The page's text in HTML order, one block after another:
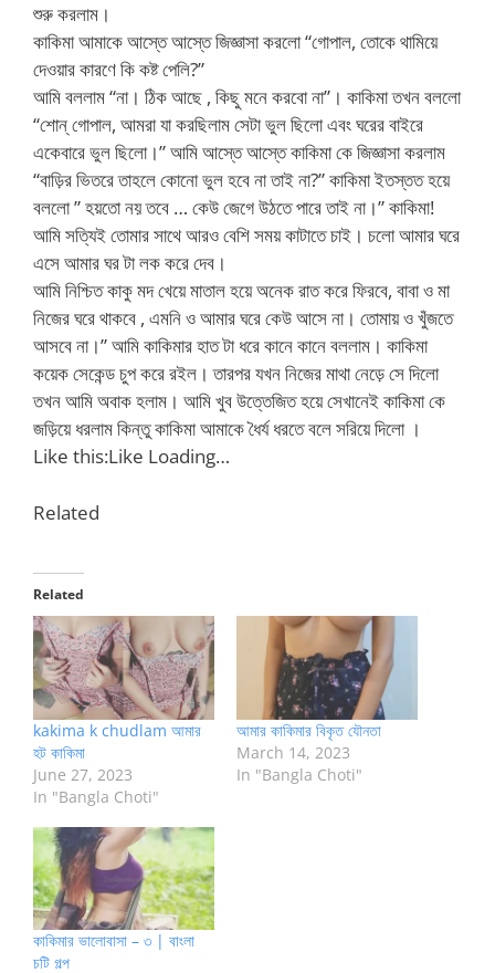
শুরু করলাম।
কাকিমা আমাকে আস্তে আস্তে জিজ্ঞাসা করলো “গোপাল, তোকে থামিয়ে
দেওয়ার কারণে কি কষ্ট পেলি?”
আমি বললাম “না। ঠিক আছে , কিছু মনে করবো না”। কাকিমা তখন বললো
“শোন্ গোপাল, আমরা যা করছিলাম সেটা ভুল ছিলো এবং ঘরের বাইরে
একেবারে ভুল ছিলো।” আমি আস্তে আস্তে কাকিমা কে জিজ্ঞাসা করলাম
“বাড়ির ভিতরে তাহলে কোনো ভুল হবে না তাই না?” কাকিমা ইতস্তত হয়ে
বললো ” হয়তো নয় তবে … কেউ জেগে উঠতে পারে তাই না।” কাকিমা!
আমি সত্যিই তোমার সাথে আরও বেশি সময় কাটাতে চাই। চলো আমার ঘরে
এসে আমার ঘর টা লক করে দেব।
আমি নিশ্চিত কাকু মদ খেয়ে মাতাল হয়ে অনেক রাত করে ফিরবে, বাবা ও মা
নিজের ঘরে থাকবে , এমনি ও আমার ঘরে কেউ আসে না। তোমায় ও খুঁজতে
আসবে না।” আমি কাকিমার হাত টা ধরে কানে কানে বললাম। কাকিমা
কয়েক সেকেন্ড চুপ করে রইল। তারপর যখন নিজের মাথা নেড়ে সে দিলো
তখন আমি অবাক হলাম। আমি খুব উত্তেজিত হয়ে সেখানেই কাকিমা কে
জড়িয়ে ধরলাম কিন্তু কাকিমা আমাকে ধৈর্য ধরতে বলে সরিয়ে দিলো ।
Like this:Like Loading…
Related
Related
kakima k chudlam আমার
হট কাকিমা
June 27, 2023
In "Bangla Choti"
আমার কাকিমার বিকৃত যৌনতা
March 14, 2023
In "Bangla Choti"
কাকিমার ভালোবাসা – ৩ | বাংলা
চটি গল্প